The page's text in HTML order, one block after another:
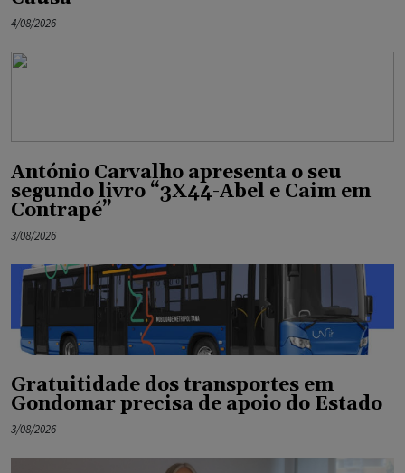
4/08/2026
António Carvalho apresenta o seu
segundo livro “3X44-Abel e Caim em
Contrapé”
3/08/2026
Gratuitidade dos transportes em
Gondomar precisa de apoio do Estado
3/08/2026